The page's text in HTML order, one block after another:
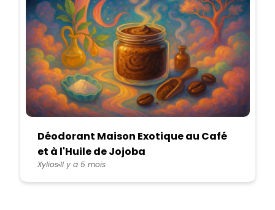
Déodorant Maison Exotique au Café
et à l'Huile de Jojoba
XyliosIl y a 5 mois